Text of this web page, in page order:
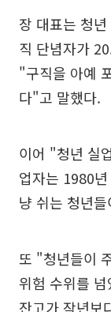
장 대표는 청
직 단념자가
"구직을 아예
다"고 말했다.
이어 "청년 실
업자는 1980
냥 쉬는 청년
또 "청년들이
위험 수위를
잔고가 작년보